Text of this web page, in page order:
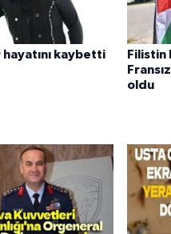
kaybetti
Filistin
oldu